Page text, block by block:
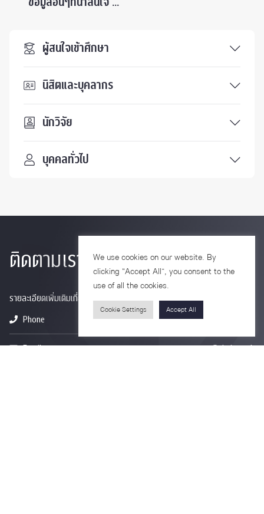
ผู้สนใจเข้าศึกษา
นิสิตและบุคลากร
นักวิจัย
บุคคลทั่วไป
ติดตามเรา
รายละเอียดเพิ่มเติมเกี่ยวกับคณะ ติดตามข่าวสารคณะ
Phone
Email psy@chula.ac.th
We use cookies on our website. By
clicking “Accept All”, you consent to the
use of all the cookies.
Cookie Settings Accept All